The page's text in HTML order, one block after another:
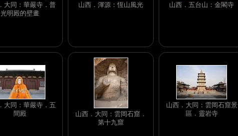
大同：華嚴寺．普
光明殿的壁畫
山西．渾源：恆山風光 山西．五台山：金閣寺
大同：華嚴寺．五
間殿
山西．大同：雲岡石窟．
第十九窟
山西．大同：雲岡石窟景
區．靈岩寺